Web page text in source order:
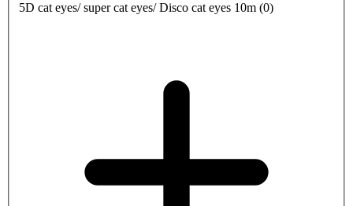
5D cat eyes/ super cat eyes/ Disco cat eyes 10m (0)